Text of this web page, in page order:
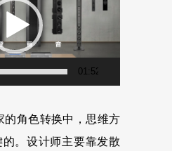
播
放
器
01:52
的角色转换中，思维方
。设计师主要靠发散